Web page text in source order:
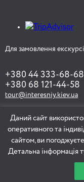
Для замовлення
+380 44 333-68-68
+380 68 121-44-58
tour@interesniy.kiev.ua
ЗАМОВИТИ ЕКСКУРСІЮ
Даний сайт
оперативного та
сайтом, ви
Детальна інформація